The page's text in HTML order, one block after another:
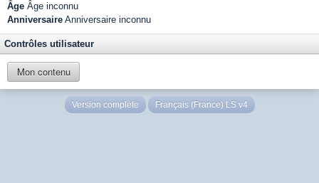
Âge Âge inconnu
Anniversaire Anniversaire inconnu
Contrôles utilisateur
Mon contenu
Version complète Français (France) LS v4